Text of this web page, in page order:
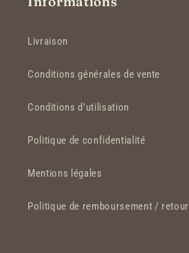
Livraison
Conditions générales de vente
Conditions d'utilisation
Politique de confidentialité
Mentions légales
Politique de remboursement / retour